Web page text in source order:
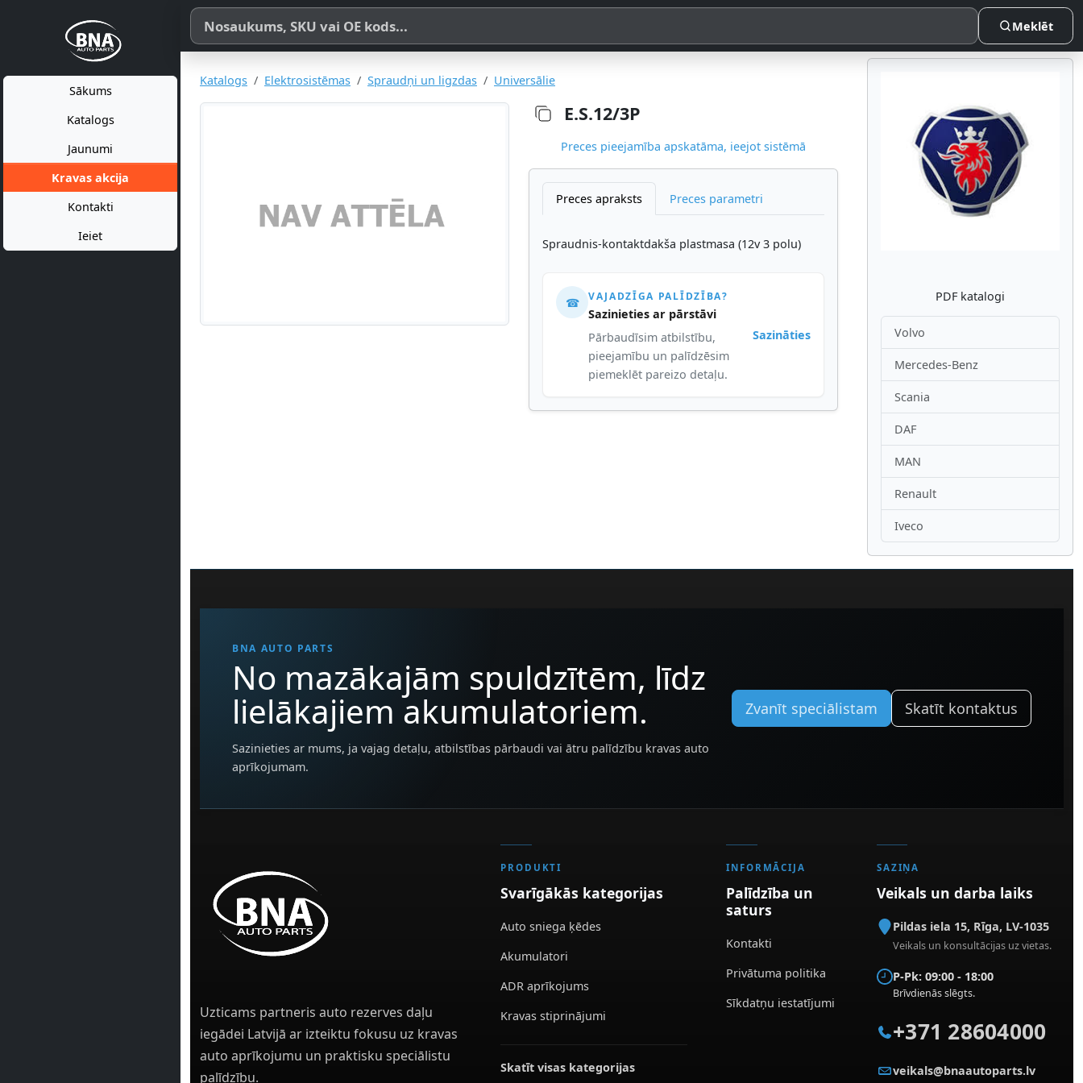
Sākums
Katalogs
Jaunumi
Kravas akcija
Kontakti
Ieiet
Meklēt pēc produkta nosaukuma, SKU vai OE koda
Meklēt
Katalogs Elektrosistēmas Spraudņi un ligzdas Universālie
E.S.12/3P
Preces pieejamība apskatāma, ieejot sistēmā
Preces apraksts Preces parametri
Spraudnis-kontaktdakša plastmasa (12v 3 polu)
☎ VAJADZĪGA PALĪDZĪBA?
Sazinieties ar pārstāvi
Pārbaudīsim atbilstību,
pieejamību un palīdzēsim
piemeklēt pareizo detaļu.
Sazināties
Atpakaļ
PDF katalogi
Volvo
Mercedes-Benz
Scania
DAF
MAN
Renault
Iveco
BNA AUTO PARTS
No mazākajām spuldzītēm, līdz
lielākajiem akumulatoriem.
Sazinieties ar mums, ja vajag detaļu, atbilstības pārbaudi vai ātru palīdzību kravas auto
aprīkojumam.
Zvanīt speciālistam Skatīt kontaktus
Uzticams partneris auto rezerves daļu
iegādei Latvijā ar izteiktu fokusu uz kravas
auto aprīkojumu un praktisku speciālistu
palīdzību.
PRODUKTI
Svarīgākās kategorijas
Auto sniega ķēdes
Akumulatori
ADR aprīkojums
Kravas stiprinājumi
Skatīt visas kategorijas
INFORMĀCIJA
Palīdzība un
saturs
Kontakti
Privātuma politika
Sīkdatņu iestatījumi
SAZIŅA
Veikals un darba laiks
Pildas iela 15, Rīga, LV-1035
Veikals un konsultācijas uz vietas.
P-Pk: 09:00 - 18:00
Brīvdienās slēgts.
+371 28604000
veikals@bnaautoparts.lv